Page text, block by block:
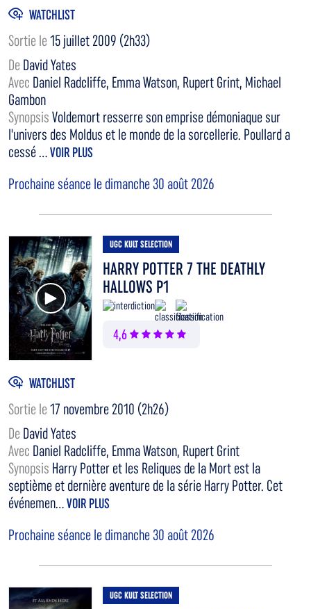
WATCHLIST
Sortie le 15 juillet 2009 (2h33)
De David Yates
Avec Daniel Radcliffe, Emma Watson, Rupert Grint, Michael
Gambon
Synopsis Voldemort resserre son emprise démoniaque sur
l'univers des Moldus et le monde de la sorcellerie. Poullard a
cessé ...VOIR PLUS
Prochaine séance le dimanche 30 août 2026
Voir la bande annonce
UGC KULT SELECTION
HARRY POTTER 7 THE DEATHLY
HALLOWS P1
4,6
WATCHLIST
Sortie le 17 novembre 2010 (2h26)
De David Yates
Avec Daniel Radcliffe, Emma Watson, Rupert Grint
Synopsis Harry Potter et les Reliques de la Mort est la
septième et dernière aventure de la série Harry Potter. Cet
événemen...VOIR PLUS
Prochaine séance le dimanche 30 août 2026
UGC KULT SELECTION